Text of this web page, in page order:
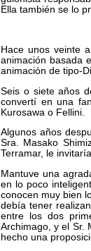
Ella también se lo
Hace unos veinte
animación basada
animación de tipo-
Seis o siete años
convertí en una
Kurosawa o Fellini.
Algunos años
Sra. Masako
Terramar, le
Mantuve una
en lo poco
conocen muy bien
debía tener
entre los dos
Archimago, y el Sr.
hecho una